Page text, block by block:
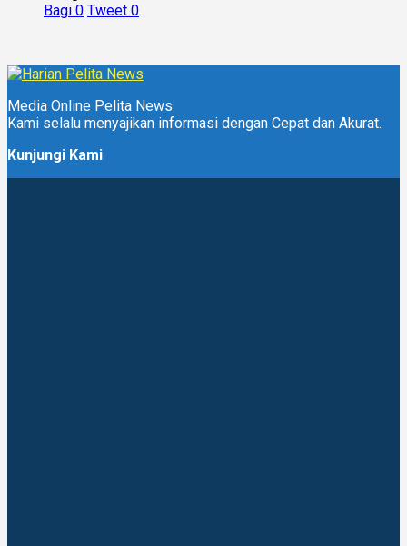
Bagi 0 Tweet 0
Media Online Pelita News
Kami selalu menyajikan informasi dengan Cepat dan Akurat.
Kunjungi Kami